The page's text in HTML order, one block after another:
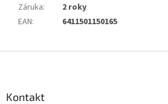
Záruka:
2 roky
EAN: 6411501150165
Kontakt